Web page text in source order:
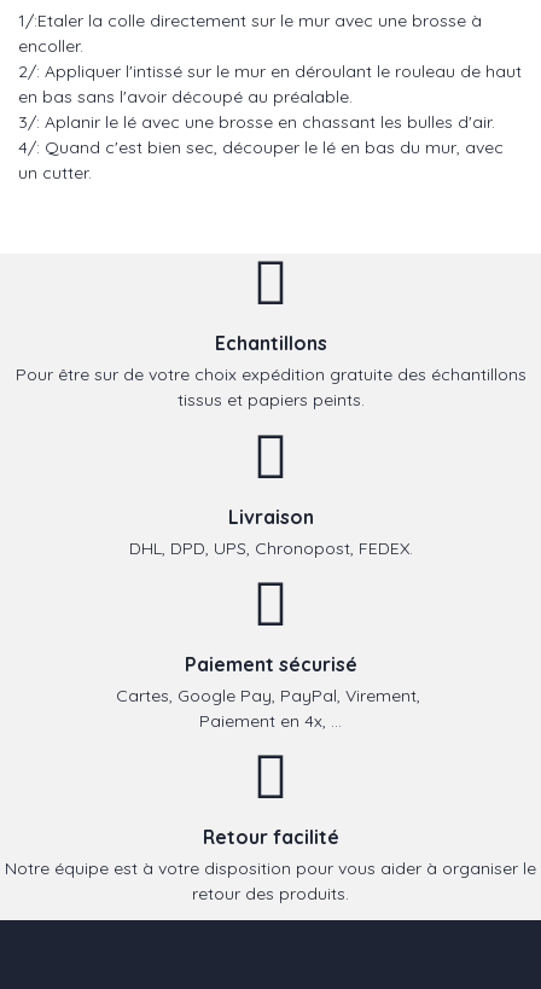
1/:Etaler la colle directement sur le mur avec une brosse à
encoller.
2/: Appliquer l'intissé sur le mur en déroulant le rouleau de haut
en bas sans l'avoir découpé au préalable.
3/: Aplanir le lé avec une brosse en chassant les bulles d'air.
4/: Quand c'est bien sec, découper le lé en bas du mur, avec
un cutter.
Echantillons
Pour être sur de votre choix expédition gratuite des échantillons
tissus et papiers peints.
Livraison
DHL, DPD, UPS, Chronopost, FEDEX.
Paiement sécurisé
Cartes, Google Pay, PayPal, Virement,
Paiement en 4x, ...
Retour facilité
Notre équipe est à votre disposition pour vous aider à organiser le
retour des produits.